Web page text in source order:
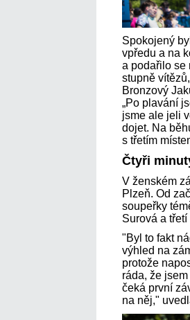
Spokojený
vpředu a na
a podařilo se
stupně
Bronzový
„Po plavání
jsme ale jeli
dojet. Na
s třetím
Čtyři
V ženském
Plzeň. Od
soupeřky
Surová a
"Byl to fakt
výhled na
protože
ráda, že
čeká první
na něj,"